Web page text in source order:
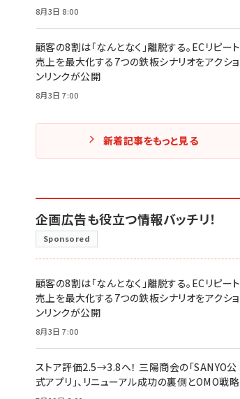
8月3日 8:00
顧客の8割は「なんとなく」離脱する。ECリピート
売上を最大化する7つの鉄板シナリオをアクショ
ンリンクが公開
8月3日 7:00
新着記事をもっと見る
企画広告も役立つ情報バッチリ！
Sponsored
顧客の8割は「なんとなく」離脱する。ECリピート
売上を最大化する7つの鉄板シナリオをアクショ
ンリンクが公開
8月3日 7:00
ストア評価2.5→3.8へ！ 三陽商会の「SANYO公
式アプリ」、リニューアル成功の裏側とOMO戦略